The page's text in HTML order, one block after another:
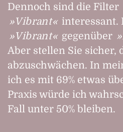
Dennoch sind die Filter
Vibrant
interessant.
Vibrant
gegenüber
Aber stellen Sie sicher,
abzuschwächen. In
ich es mit 69% etwas
Praxis würde ich
Fall unter 50% bleiben.